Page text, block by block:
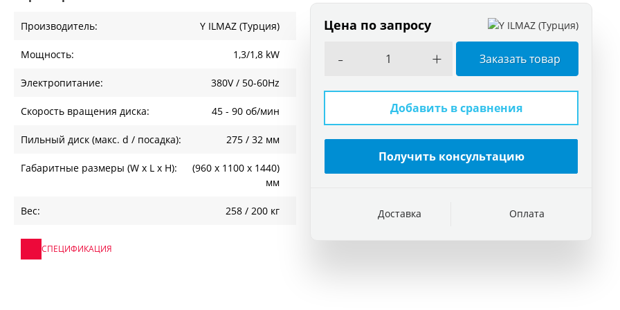
Производитель: Y ILMAZ (Турция)
Мощность: 1,3/1,8 kW
Электропитание: 380V / 50-60Hz
Скорость вращения диска: 45 - 90 об/мин
Пильный диск (макс. d / посадка): 275 / 32 мм
Габаритные размеры (W x L x H):
(960 х 1100 х 1440)
мм
Вес: 258 / 200 кг
СПЕЦИФИКАЦИЯ
Цена по запросу
- + Заказать товар
Добавить в сравнения
Получить консультацию
Доставка Оплата